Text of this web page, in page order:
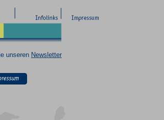
unseren Newsletter